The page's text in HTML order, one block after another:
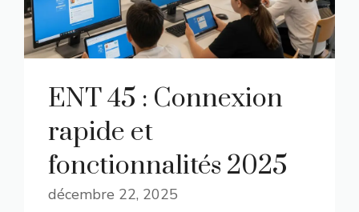
ENT 45 : Connexion
rapide et
fonctionnalités 2025
décembre 22, 2025